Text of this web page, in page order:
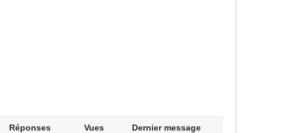
Réponses Vues Dernier message